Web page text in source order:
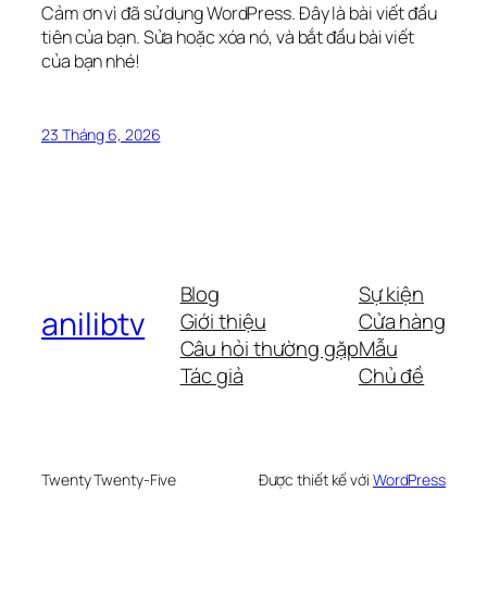
Cảm ơn vì đã sử dụng WordPress. Đây là bài viết đầu
tiên của bạn. Sửa hoặc xóa nó, và bắt đầu bài viết
của bạn nhé!
23 Tháng 6, 2026
anilibtv
Blog
Giới thiệu
Câu hỏi thường gặp
Tác giả
Sự kiện
Cửa hàng
Mẫu
Chủ đề
Twenty Twenty-Five Được thiết kế với WordPress